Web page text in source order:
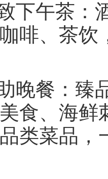
午茶：酒
啡、茶饮
餐：臻品
食、海
类菜品，